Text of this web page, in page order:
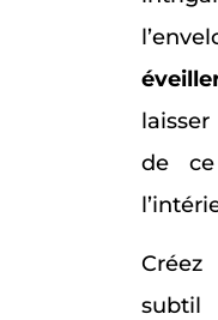
de